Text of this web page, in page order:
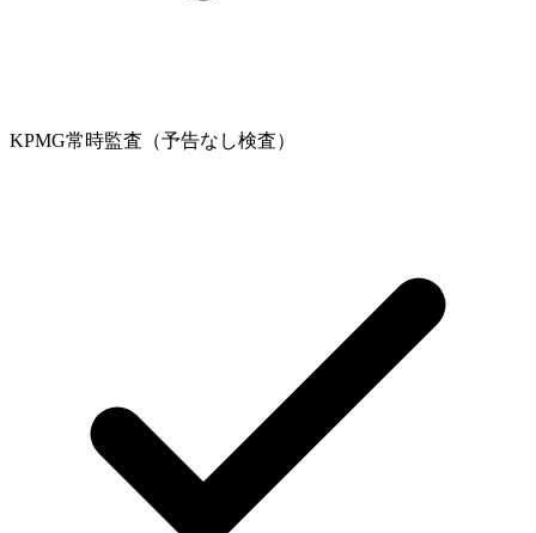
KPMG常時監査（予告なし検査）